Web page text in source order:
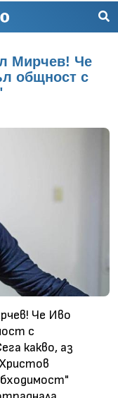
Мирчев! Че
общност с
Че Иво
с
какво, аз